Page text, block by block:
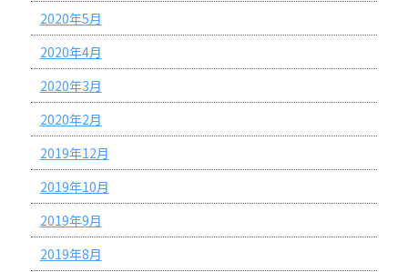
2020年5月
2020年4月
2020年3月
2020年2月
2019年12月
2019年10月
2019年9月
2019年8月